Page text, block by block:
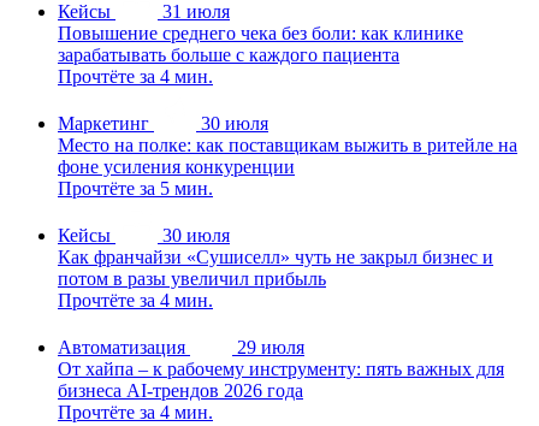
Кейсы
31 июля
Повышение среднего чека без боли: как клинике
зарабатывать больше с каждого пациента
Прочтёте за 4 мин.
Маркетинг
30 июля
Место на полке: как поставщикам выжить в ритейле на
фоне усиления конкуренции
Прочтёте за 5 мин.
Кейсы
30 июля
Как франчайзи «Сушиселл» чуть не закрыл бизнес и
потом в разы увеличил прибыль
Прочтёте за 4 мин.
Автоматизация
29 июля
От хайпа – к рабочему инструменту: пять важных для
бизнеса AI-трендов 2026 года
Прочтёте за 4 мин.